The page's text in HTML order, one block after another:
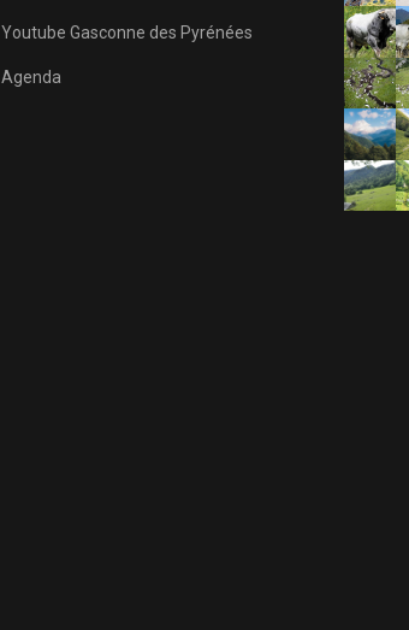
Youtube Gasconne des Pyrénées
Agenda